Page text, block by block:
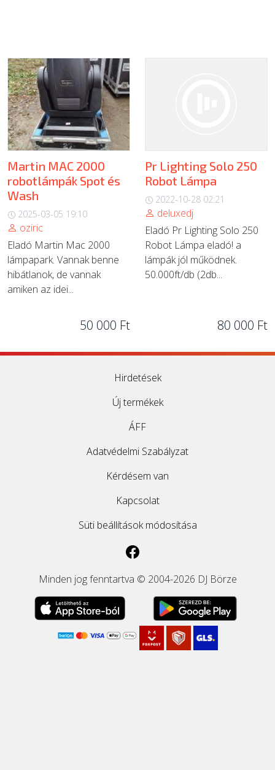
Martin MAC 2000
robotlámpák Spot és
Wash
2025-03-05 19:10
oziric
Eladó Martin Mac 2000
lámpapark. Vannak benne
hibátlanok, de vannak
amiken az idei...
50 000 Ft
Pr Lighting Solo 250
Robot Lámpa
2022-10-28 02:21
deluxedj
Eladó Pr Lighting Solo 250
Robot Lámpa eladó! a
lámpák jól működnek.
50.000ft/db (2db...
80 000 Ft
Hirdetések
Új termékek
ÁFF
Adatvédelmi Szabályzat
Kérdésem van
Kapcsolat
Süti beállítások módosítása
Minden jog fenntartva © 2004-2026 DJ Börze